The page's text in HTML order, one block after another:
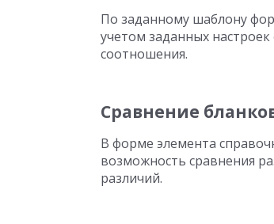
По заданному шаблону
учетом заданных
соотношения.
Сравнение
В форме элемента
возможность сравнения
различий.